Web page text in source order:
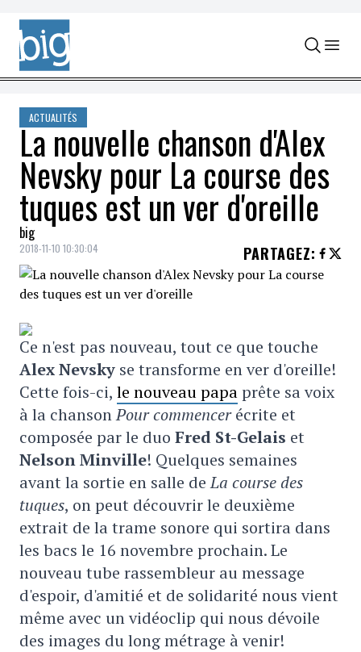
Skip to content
ACTUALITÉS
La nouvelle chanson d'Alex
Nevsky pour La course des
tuques est un ver d'oreille
big
2018-11-10 10:30:04 PARTAGEZ:
Ce n'est pas nouveau, tout ce que touche
Alex Nevsky se transforme en ver d'oreille!
Cette fois-ci, le nouveau papaprête sa voix
à la chansonPour commencerécrite et
composée par le duo Fred St-Gelais et
Nelson Minville! Quelques semaines
avant la sortie en salle deLa course des
tuques, on peut découvrir le deuxième
extrait de la trame sonore qui sortira dans
les bacs le 16 novembre prochain. Le
nouveau tube rassembleur au message
d'espoir, d'amitié et de solidarité nous vient
même avec un vidéoclip qui nous dévoile
des images du long métrage à venir!